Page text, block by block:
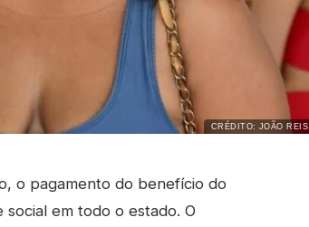
CRÉDITO: JOÃO REIS
o pagamento do benefício do
social em todo o estado. O